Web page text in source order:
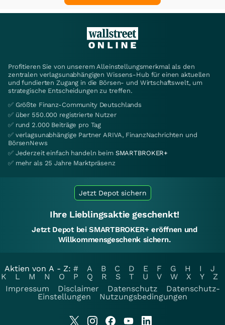
Profitieren Sie von unserem Alleinstellungsmerkmal als den
zentralen verlagsunabhängigen Wissens-Hub für einen aktuellen
und fundierten Zugang in die Börsen- und Wirtschaftswelt, um
strategische Entscheidungen zu treffen.
✅ Größte Finanz-Community Deutschlands
✅ über 550.000 registrierte Nutzer
✅ rund 2.000 Beiträge pro Tag
✅ verlagsunabhängige Partner ARIVA, FinanzNachrichten und
BörsenNews
✅ Jederzeit einfach handeln beim SMARTBROKER+
✅ mehr als 25 Jahre Marktpräsenz
Jetzt Depot sichern
Ihre Lieblingsaktie geschenkt!
Jetzt Depot bei SMARTBROKER+ eröffnen und
Willkommensgeschenk sichern.
Aktien von A - Z: # A B C D E F G H I
J
K
L M N O P Q R S T U V W X Y
Z
Impressum
Disclaimer Datenschutz
Datenschutz-
Einstellungen
Nutzungsbedingungen